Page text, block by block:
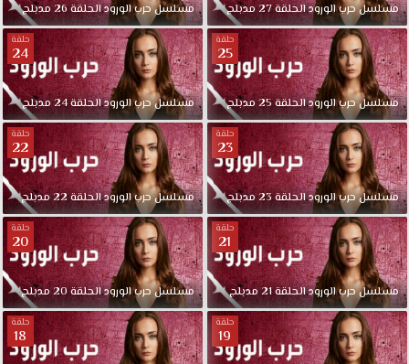
مسلسلحربالورودالحلقة27مدبلج مسلسلحربالورودالحلقة26مدبلج
حلقة
25
مسلسلحربالورودالحلقة25مدبلج
حلقة
24
مسلسلحربالورودالحلقة24مدبلج
حلقة
23
مسلسلحربالورودالحلقة23مدبلج
حلقة
22
مسلسلحربالورودالحلقة22مدبلج
حلقة
21
مسلسلحربالورودالحلقة21مدبلج
حلقة
20
مسلسلحربالورودالحلقة20مدبلج
حلقة
19
حلقة
18